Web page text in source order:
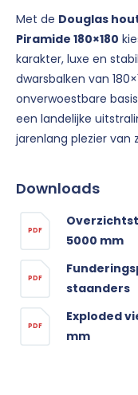
Met de Douglas
Piramide 180×180
karakter, luxe en
dwarsbalken van
onverwoestbare
een landelijke
jarenlang plezier van
Downloads
PDF
5000 mm
PDF
staanders
PDF
Exploded
mm